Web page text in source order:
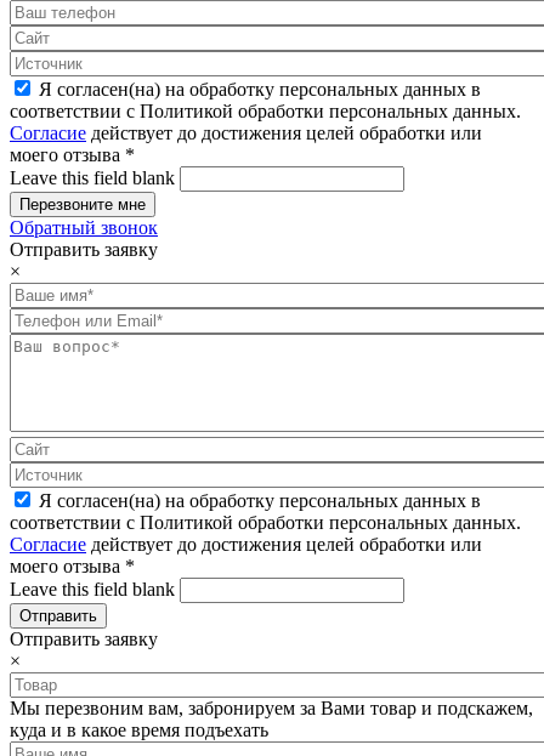
Я согласен(на) на обработку персональных данных в
соответствии с Политикой обработки персональных данных.
Согласие действует до достижения целей обработки или
моего отзыва *
Leave this field blank
Обратный звонок
Отправить заявку
×
Я согласен(на) на обработку персональных данных в
соответствии с Политикой обработки персональных данных.
Согласие действует до достижения целей обработки или
моего отзыва *
Leave this field blank
Отправить заявку
×
Мы перезвоним вам, забронируем за Вами товар и подскажем,
куда и в какое время подъехать